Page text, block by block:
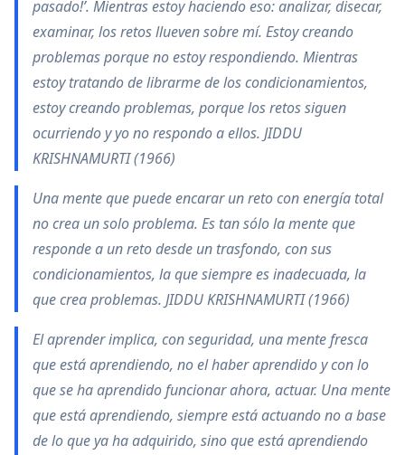
pasado!’. Mientras estoy haciendo eso: analizar, disecar,
examinar, los retos llueven sobre mí. Estoy creando
problemas porque no estoy respondiendo. Mientras
estoy tratando de librarme de los condicionamientos,
estoy creando problemas, porque los retos siguen
ocurriendo y yo no respondo a ellos. JIDDU
KRISHNAMURTI (1966)
Una mente que puede encarar un reto con energía total
no crea un solo problema. Es tan sólo la mente que
responde a un reto desde un trasfondo, con sus
condicionamientos, la que siempre es inadecuada, la
que crea problemas. JIDDU KRISHNAMURTI (1966)
El aprender implica, con seguridad, una mente fresca
que está aprendiendo, no el haber aprendido y con lo
que se ha aprendido funcionar ahora, actuar. Una mente
que está aprendiendo, siempre está actuando no a base
de lo que ya ha adquirido, sino que está aprendiendo